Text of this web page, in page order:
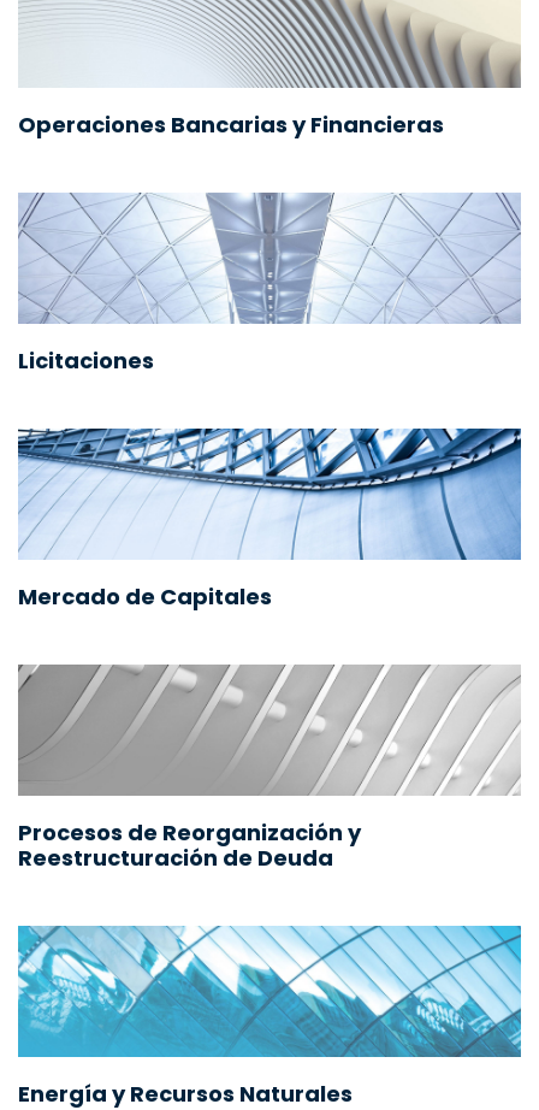
Operaciones Bancarias y Financieras
Licitaciones
Mercado de Capitales
Procesos de Reorganización y
Reestructuración de Deuda
Energía y Recursos Naturales